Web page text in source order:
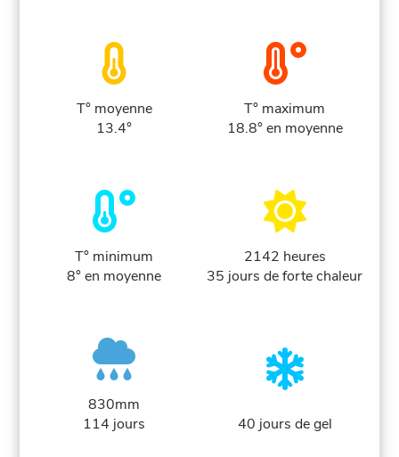
T° moyenne
13.4°
T° maximum
18.8° en moyenne
T° minimum
8° en moyenne
2142 heures
35 jours de forte chaleur
830mm
114 jours
40 jours de gel